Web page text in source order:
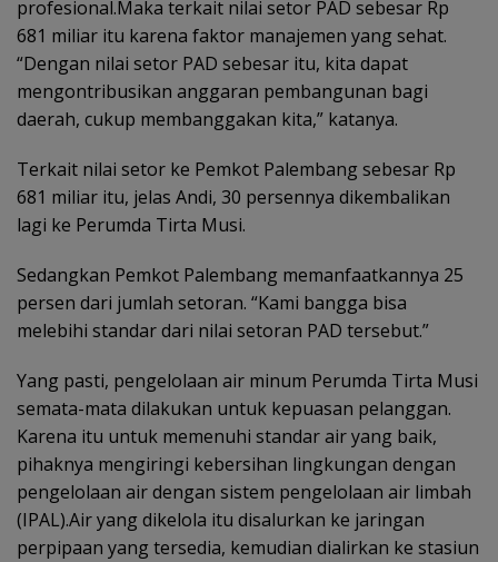
profesional.Maka terkait nilai setor PAD sebesar Rp
681 miliar itu karena faktor manajemen yang sehat.
“Dengan nilai setor PAD sebesar itu, kita dapat
mengontribusikan anggaran pembangunan bagi
daerah, cukup membanggakan kita,” katanya.
Terkait nilai setor ke Pemkot Palembang sebesar Rp
681 miliar itu, jelas Andi, 30 persennya dikembalikan
lagi ke Perumda Tirta Musi.
Sedangkan Pemkot Palembang memanfaatkannya 25
persen dari jumlah setoran. “Kami bangga bisa
melebihi standar dari nilai setoran PAD tersebut.”
Yang pasti, pengelolaan air minum Perumda Tirta Musi
semata-mata dilakukan untuk kepuasan pelanggan.
Karena itu untuk memenuhi standar air yang baik,
pihaknya mengiringi kebersihan lingkungan dengan
pengelolaan air dengan sistem pengelolaan air limbah
(IPAL).Air yang dikelola itu disalurkan ke jaringan
perpipaan yang tersedia, kemudian dialirkan ke stasiun